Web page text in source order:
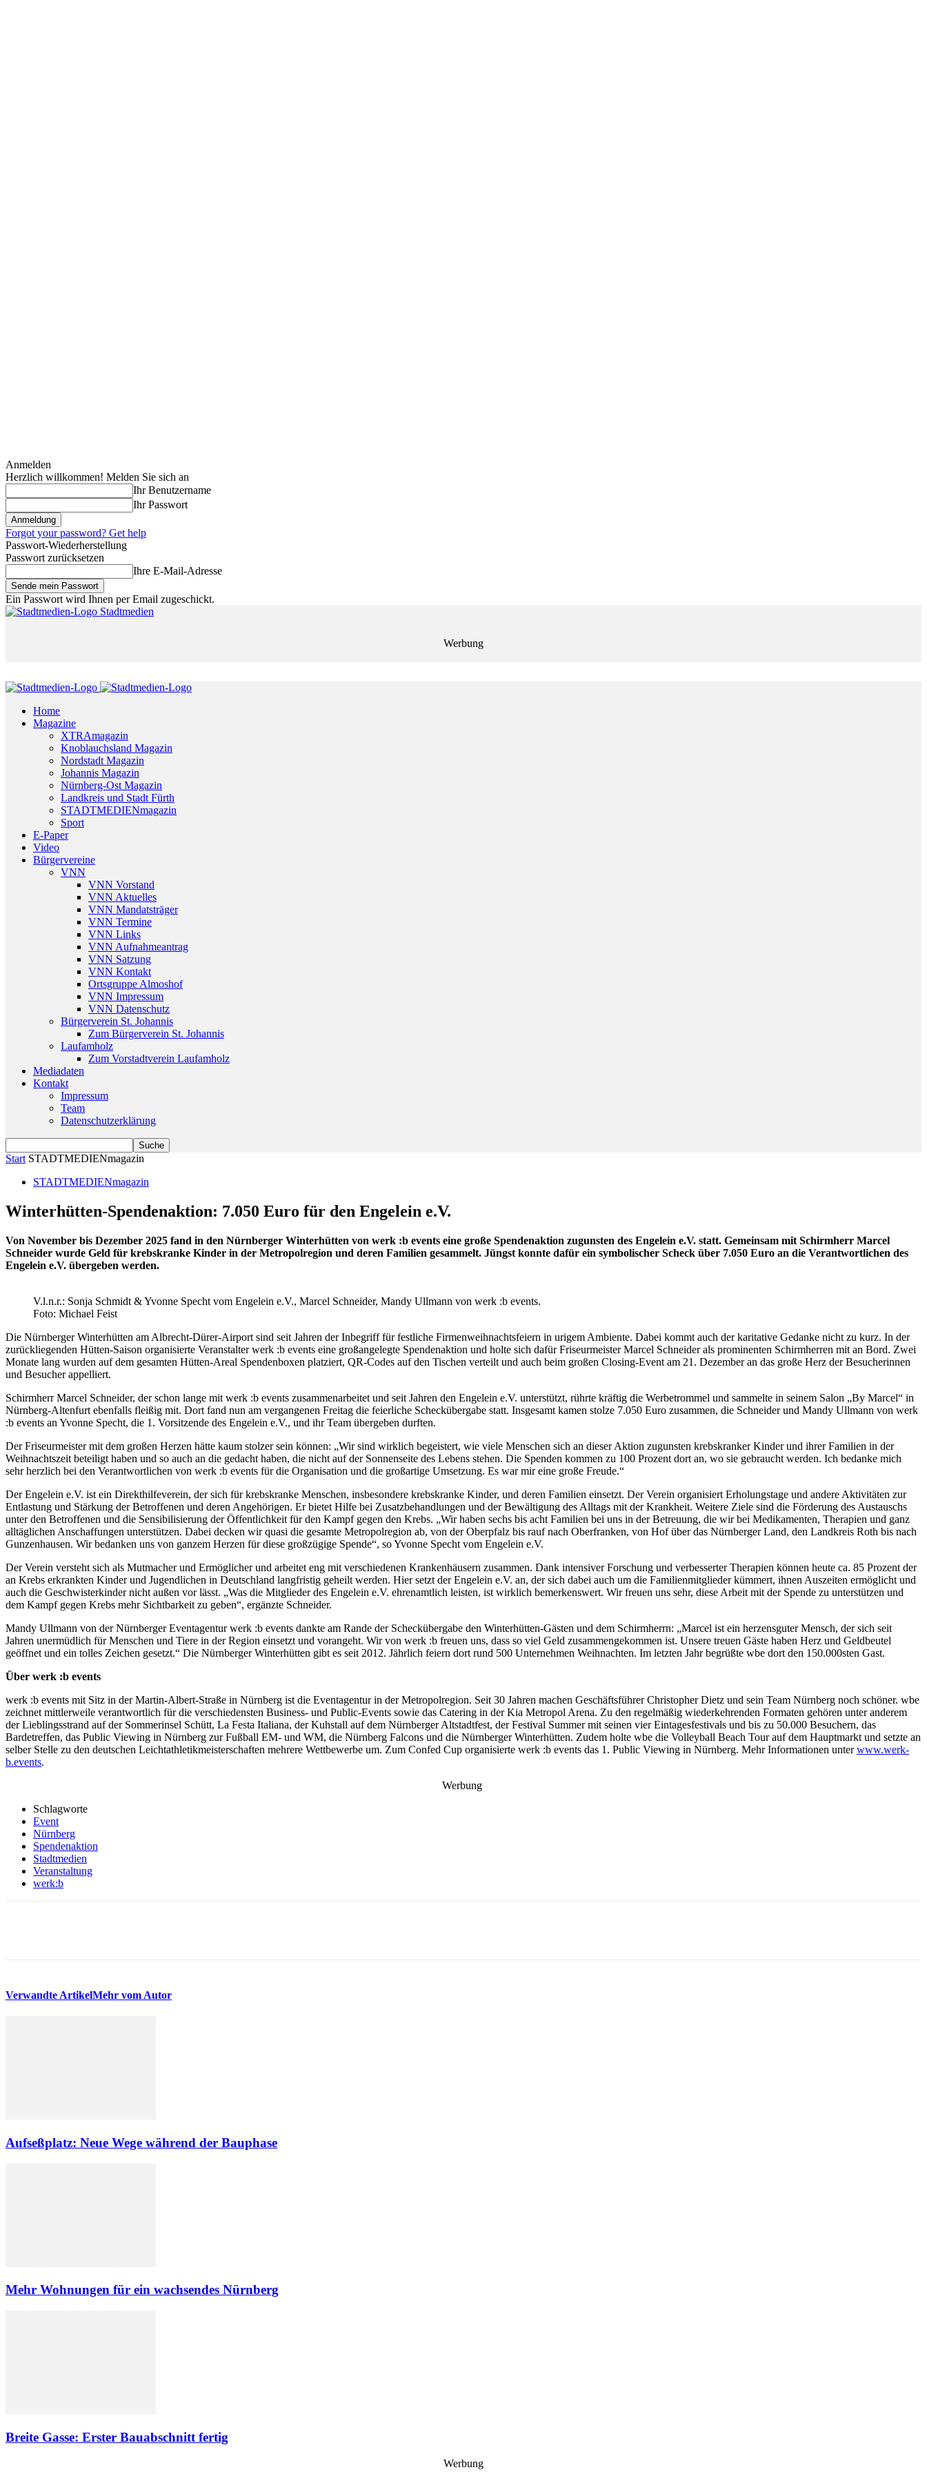
Anmelden
Herzlich willkommen! Melden Sie sich an
Ihr Benutzername
Ihr Passwort
Forgot your password? Get help
Passwort-Wiederherstellung
Passwort zurücksetzen
Ihre E-Mail-Adresse
Ein Passwort wird Ihnen per Email zugeschickt.
Stadtmedien
Werbung
Home
Magazine
XTRAmagazin
Knoblauchsland Magazin
Nordstadt Magazin
Johannis Magazin
Nürnberg-Ost Magazin
Landkreis und Stadt Fürth
STADTMEDIENmagazin
Sport
E-Paper
Video
Bürgervereine
VNN
VNN Vorstand
VNN Aktuelles
VNN Mandatsträger
VNN Termine
VNN Links
VNN Aufnahmeantrag
VNN Satzung
VNN Kontakt
Ortsgruppe Almoshof
VNN Impressum
VNN Datenschutz
Bürgerverein St. Johannis
Zum Bürgerverein St. Johannis
Laufamholz
Zum Vorstadtverein Laufamholz
Mediadaten
Kontakt
Impressum
Team
Datenschutzerklärung
Start STADTMEDIENmagazin
STADTMEDIENmagazin
Winterhütten-Spendenaktion: 7.050 Euro für den Engelein e.V.
Von November bis Dezember 2025 fand in den Nürnberger Winterhütten von werk :b events eine große Spendenaktion zugunsten des Engelein e.V. statt. Gemeinsam mit Schirmherr Marcel
Schneider wurde Geld für krebskranke Kinder in der Metropolregion und deren Familien gesammelt. Jüngst konnte dafür ein symbolischer Scheck über 7.050 Euro an die Verantwortlichen des
Engelein e.V. übergeben werden.
V.l.n.r.: Sonja Schmidt & Yvonne Specht vom Engelein e.V., Marcel Schneider, Mandy Ullmann von werk :b events.
Foto: Michael Feist
Die Nürnberger Winterhütten am Albrecht-Dürer-Airport sind seit Jahren der Inbegriff für festliche Firmenweihnachtsfeiern in urigem Ambiente. Dabei kommt auch der karitative Gedanke nicht zu kurz. In der
zurückliegenden Hütten-Saison organisierte Veranstalter werk :b events eine großangelegte Spendenaktion und holte sich dafür Friseurmeister Marcel Schneider als prominenten Schirmherren mit an Bord. Zwei
Monate lang wurden auf dem gesamten Hütten-Areal Spendenboxen platziert, QR-Codes auf den Tischen verteilt und auch beim großen Closing-Event am 21. Dezember an das große Herz der Besucherinnen
und Besucher appelliert.
Schirmherr Marcel Schneider, der schon lange mit werk :b events zusammenarbeitet und seit Jahren den Engelein e.V. unterstützt, rührte kräftig die Werbetrommel und sammelte in seinem Salon „By Marcel“ in
Nürnberg-Altenfurt ebenfalls fleißig mit. Dort fand nun am vergangenen Freitag die feierliche Scheckübergabe statt. Insgesamt kamen stolze 7.050 Euro zusammen, die Schneider und Mandy Ullmann von werk
:b events an Yvonne Specht, die 1. Vorsitzende des Engelein e.V., und ihr Team übergeben durften.
Der Friseurmeister mit dem großen Herzen hätte kaum stolzer sein können: „Wir sind wirklich begeistert, wie viele Menschen sich an dieser Aktion zugunsten krebskranker Kinder und ihrer Familien in der
Weihnachtszeit beteiligt haben und so auch an die gedacht haben, die nicht auf der Sonnenseite des Lebens stehen. Die Spenden kommen zu 100 Prozent dort an, wo sie gebraucht werden. Ich bedanke mich
sehr herzlich bei den Verantwortlichen von werk :b events für die Organisation und die großartige Umsetzung. Es war mir eine große Freude.“
Der Engelein e.V. ist ein Direkthilfeverein, der sich für krebskranke Menschen, insbesondere krebskranke Kinder, und deren Familien einsetzt. Der Verein organisiert Erholungstage und andere Aktivitäten zur
Entlastung und Stärkung der Betroffenen und deren Angehörigen. Er bietet Hilfe bei Zusatzbehandlungen und der Bewältigung des Alltags mit der Krankheit. Weitere Ziele sind die Förderung des Austauschs
unter den Betroffenen und die Sensibilisierung der Öffentlichkeit für den Kampf gegen den Krebs. „Wir haben sechs bis acht Familien bei uns in der Betreuung, die wir bei Medikamenten, Therapien und ganz
alltäglichen Anschaffungen unterstützen. Dabei decken wir quasi die gesamte Metropolregion ab, von der Oberpfalz bis rauf nach Oberfranken, von Hof über das Nürnberger Land, den Landkreis Roth bis nach
Gunzenhausen. Wir bedanken uns von ganzem Herzen für diese großzügige Spende“, so Yvonne Specht vom Engelein e.V.
Der Verein versteht sich als Mutmacher und Ermöglicher und arbeitet eng mit verschiedenen Krankenhäusern zusammen. Dank intensiver Forschung und verbesserter Therapien können heute ca. 85 Prozent der
an Krebs erkrankten Kinder und Jugendlichen in Deutschland langfristig geheilt werden. Hier setzt der Engelein e.V. an, der sich dabei auch um die Familienmitglieder kümmert, ihnen Auszeiten ermöglicht und
auch die Geschwisterkinder nicht außen vor lässt. „Was die Mitglieder des Engelein e.V. ehrenamtlich leisten, ist wirklich bemerkenswert. Wir freuen uns sehr, diese Arbeit mit der Spende zu unterstützen und
dem Kampf gegen Krebs mehr Sichtbarkeit zu geben“, ergänzte Schneider.
Mandy Ullmann von der Nürnberger Eventagentur werk :b events dankte am Rande der Scheckübergabe den Winterhütten-Gästen und dem Schirmherrn: „Marcel ist ein herzensguter Mensch, der sich seit
Jahren unermüdlich für Menschen und Tiere in der Region einsetzt und vorangeht. Wir von werk :b freuen uns, dass so viel Geld zusammengekommen ist. Unsere treuen Gäste haben Herz und Geldbeutel
geöffnet und ein tolles Zeichen gesetzt.“ Die Nürnberger Winterhütten gibt es seit 2012. Jährlich feiern dort rund 500 Unternehmen Weihnachten. Im letzten Jahr begrüßte wbe dort den 150.000sten Gast.
Über werk :b events
werk :b events mit Sitz in der Martin-Albert-Straße in Nürnberg ist die Eventagentur in der Metropolregion. Seit 30 Jahren machen Geschäftsführer Christopher Dietz und sein Team Nürnberg noch schöner. wbe
zeichnet mittlerweile verantwortlich für die verschiedensten Business- und Public-Events sowie das Catering in der Kia Metropol Arena. Zu den regelmäßig wiederkehrenden Formaten gehören unter anderem
der Lieblingsstrand auf der Sommerinsel Schütt, La Festa Italiana, der Kuhstall auf dem Nürnberger Altstadtfest, der Festival Summer mit seinen vier Eintagesfestivals und bis zu 50.000 Besuchern, das
Bardetreffen, das Public Viewing in Nürnberg zur Fußball EM- und WM, die Nürnberg Falcons und die Nürnberger Winterhütten. Zudem holte wbe die Volleyball Beach Tour auf dem Hauptmarkt und setzte an
selber Stelle zu den deutschen Leichtathletikmeisterschaften mehrere Wettbewerbe um. Zum Confed Cup organisierte werk :b events das 1. Public Viewing in Nürnberg. Mehr Informationen unterwww.werk-
b.events.
Werbung
Schlagworte
Event
Nürnberg
Spendenaktion
Stadtmedien
Veranstaltung
werk:b
Verwandte ArtikelMehr vom Autor
Aufseßplatz: Neue Wege während der Bauphase
Mehr Wohnungen für ein wachsendes Nürnberg
Breite Gasse: Erster Bauabschnitt fertig
Werbung